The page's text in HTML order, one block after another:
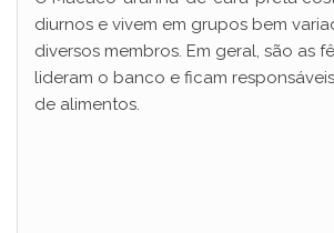
diurnos e vivem em grupos bem
diversos membros. Em geral, são as
lideram o banco e ficam
de alimentos.